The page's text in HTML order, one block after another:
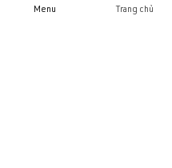
Menu Trang chủ